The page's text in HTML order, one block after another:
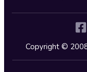
Kryminały
Lektury szkolne
Copyright ©